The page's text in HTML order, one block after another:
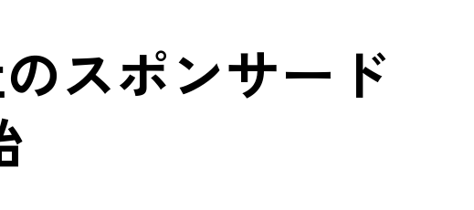
スポンサード